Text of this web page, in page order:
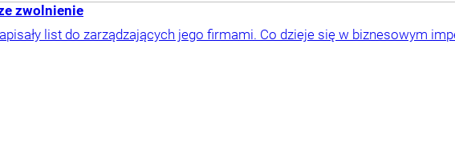
zwolnienie
list do zarządzających jego firmami. Co dzieje się w biznesowym